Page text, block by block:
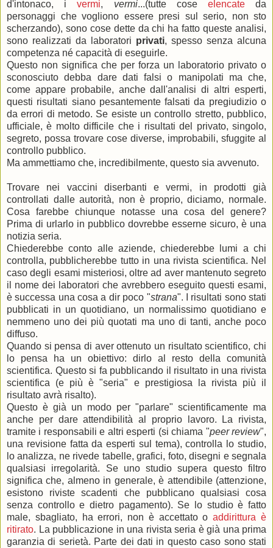
d'intonaco, ivermi, vermi...(tutte cose elencateda
personaggi che vogliono essere presi sul serio, non sto
scherzando), sono cose dette da chi ha fatto queste analisi,
sono realizzati da laboratori privati, spesso senza alcuna
competenza né capacità di eseguirle.
Questo non significa che per forza un laboratorio privato o
sconosciuto debba dare dati falsi o manipolati ma che,
come appare probabile, anche dall'analisi di altri esperti,
questi risultati siano pesantemente falsati da pregiudizio o
da errori di metodo. Se esiste un controllo stretto, pubblico,
ufficiale, è molto difficile che i risultati del privato, singolo,
segreto, possa trovare cose diverse, improbabili, sfuggite al
controllo pubblico.
Ma ammettiamo che, incredibilmente, questo sia avvenuto.
Trovare nei vaccini diserbanti e vermi, in prodotti già
controllati dalle autorità, non è proprio, diciamo, normale.
Cosa farebbe chiunque notasse una cosa del genere?
Prima di urlarlo in pubblico dovrebbe esserne sicuro, è una
notizia seria.
Chiederebbe conto alle aziende, chiederebbe lumi a chi
controlla, pubblicherebbe tutto in una rivista scientifica. Nel
caso degli esami misteriosi, oltre ad aver mantenuto segreto
il nome dei laboratori che avrebbero eseguito questi esami,
è successa una cosa a dir poco "strana". I risultati sono stati
pubblicati in un quotidiano, un normalissimo quotidiano e
nemmeno uno dei più quotati ma uno di tanti, anche poco
diffuso.
Quando si pensa di aver ottenuto un risultato scientifico, chi
lo pensa ha un obiettivo: dirlo al resto della comunità
scientifica. Questo si fa pubblicando il risultato in una rivista
scientifica (e più è "seria" e prestigiosa la rivista più il
risultato avrà risalto).
Questo è già un modo per "parlare" scientificamente ma
anche per dare attendibilità al proprio lavoro. La rivista,
tramite i responsabili e altri esperti (si chiama "peer review",
una revisione fatta da esperti sul tema), controlla lo studio,
lo analizza, ne rivede tabelle, grafici, foto, disegni e segnala
qualsiasi irregolarità. Se uno studio supera questo filtro
significa che, almeno in generale, è attendibile (attenzione,
esistono riviste scadenti che pubblicano qualsiasi cosa
senza controllo e dietro pagamento). Se lo studio è fatto
male, sbagliato, ha errori, non è accettato oaddirittura è
ritirato. La pubblicazione in una rivista seria è già una prima
garanzia di serietà. Parte dei dati in questo caso sono stati